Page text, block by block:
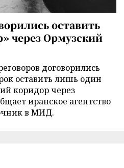
оставить
через Ормузский
договорились
оставить лишь один
коридор через
иранское агентство
в МИД.